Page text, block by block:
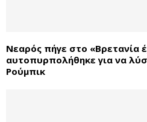
Νεαρός πήγε στο «Βρετανία
αυτοπυρπολήθηκε για να
Ρούμπικ